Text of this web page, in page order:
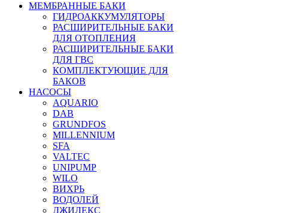
МЕМБРАННЫЕ БАКИ
ГИДРОАККУМУЛЯТОРЫ
РАСШИРИТЕЛЬНЫЕ БАКИ
ДЛЯ ОТОПЛЕНИЯ
РАСШИРИТЕЛЬНЫЕ БАКИ
ДЛЯ ГВС
КОМПЛЕКТУЮЩИЕ ДЛЯ
БАКОВ
НАСОСЫ
AQUARIO
DAB
GRUNDFOS
MILLENNIUM
SFA
VALTEC
UNIPUMP
WILO
ВИХРЬ
ВОДОЛЕЙ
ДЖИЛЕКС